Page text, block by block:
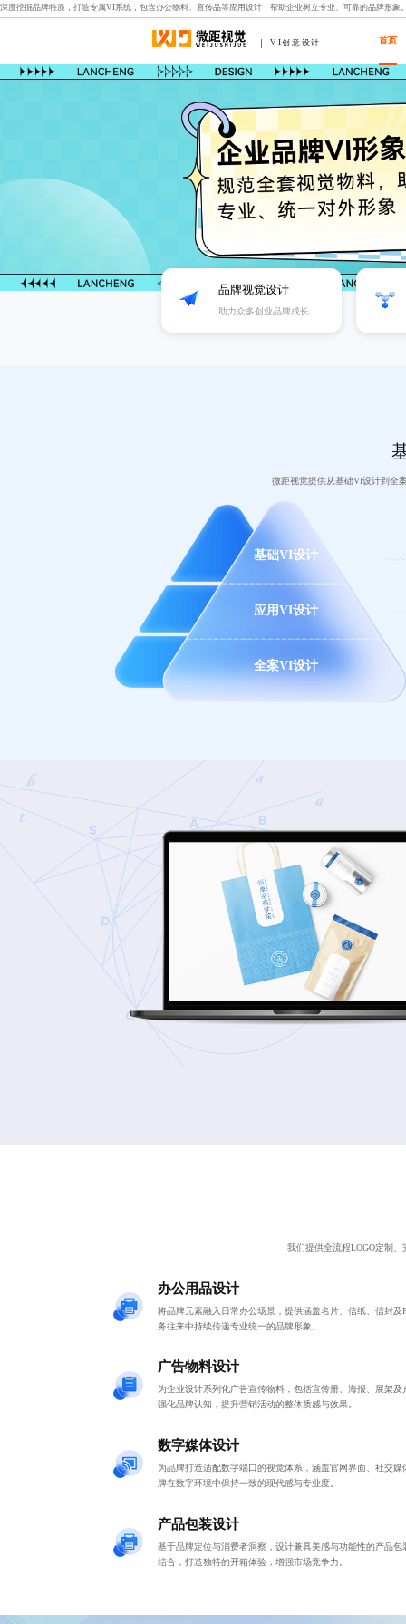
深度挖掘品牌特质，打造专属VI系统，包含办公物料、宣传品等应用设计，帮助企业树立专业、可靠的品牌形象
VI创意设计 首页
品牌视觉设计
助力众多创业品牌成长
微距视觉提供从基础VI设计到全
基础VI设计
应用VI设计
全案VI设计
我们提供全流程LOGO定制
办公用品设计
将品牌元素融入日常办公场景，提供涵盖名片、信纸、信封
务往来中持续传递专业统一的品牌形象。
广告物料设计
为企业设计系列化广告宣传物料，包括宣传册、海报、展架
强化品牌认知，提升营销活动的整体质感与效果。
数字媒体设计
为品牌打造适配数字端口的视觉体系，涵盖官网界面、社交
牌在数字环境中保持一致的现代感与专业度。
产品包装设计
基于品牌定位与消费者洞察，设计兼具美感与功能性的产品
结合，打造独特的开箱体验，增强市场竞争力。